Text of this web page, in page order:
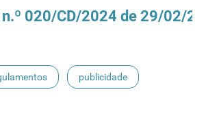
n.º 020/CD/2024 de 29/02/
publicidade